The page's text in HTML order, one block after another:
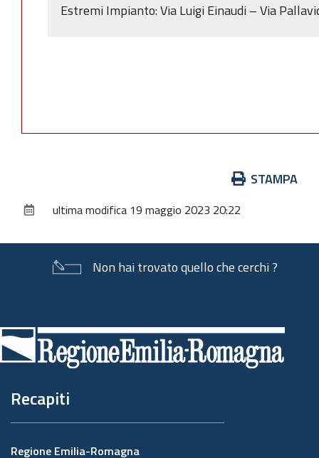
Estremi Impianto: Via Luigi Einaudi – Via
documento
STAMPA
ultima modifica 19 maggio 2023 20:22
Non hai trovato quello che cerchi ?
di
pagina
Recapiti
Regione Emilia-Romagna